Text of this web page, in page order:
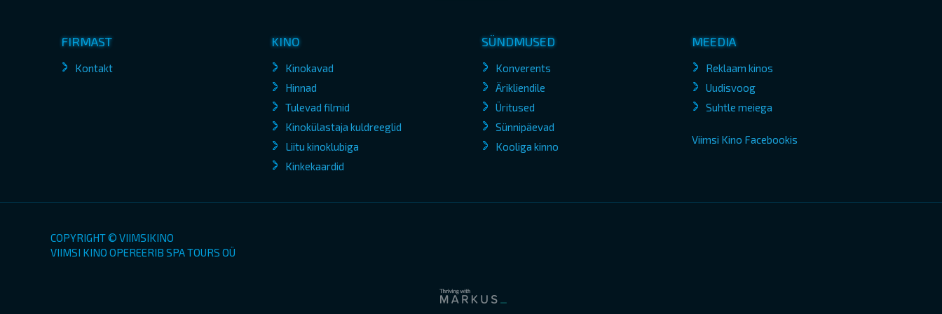
FIRMAST
Kontakt
KINO
Kinokavad
Hinnad
Tulevad filmid
Kinokülastaja kuldreeglid
Liitu kinoklubiga
Kinkekaardid
SÜNDMUSED
Konverents
Ärikliendile
Üritused
Sünnipäevad
Kooliga kinno
MEEDIA
Reklaam kinos
Uudisvoog
Suhtle meiega
Viimsi Kino Facebookis
COPYRIGHT © VIIMSIKINO
VIIMSI KINO OPEREERIB SPA TOURS OÜ